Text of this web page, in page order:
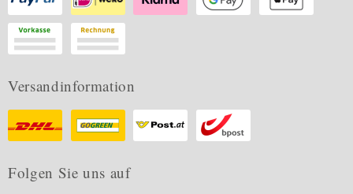
Versandinformation
Folgen Sie uns auf